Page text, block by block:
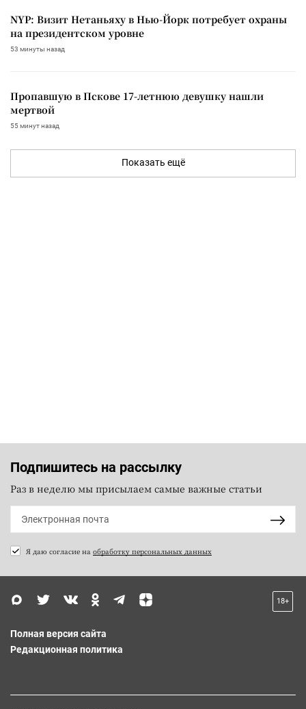
NYP: Визит Нетаньяху в Нью-Йорк потребует охраны
на президентском уровне
53 минуты назад
Пропавшую в Пскове 17-летнюю девушку нашли
мертвой
55 минут назад
Показать ещё
Подпишитесь на рассылку
Раз в неделю мы присылаем самые важные статьи
Я даю согласие на обработку персональных данных
18+
Полная версия сайта
Редакционная политика